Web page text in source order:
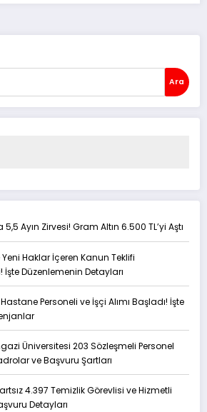
Ara
Ayın Zirvesi! Gram Altın 6.500 TL’yi Aştı
Haklar İçeren Kanun Teklifi
Düzenlemenin Detayları
Personeli ve İşçi Alımı Başladı! İşte
Üniversitesi 203 Sözleşmeli Personel
ve Başvuru Şartları
4.397 Temizlik Görevlisi ve Hizmetli
Detayları